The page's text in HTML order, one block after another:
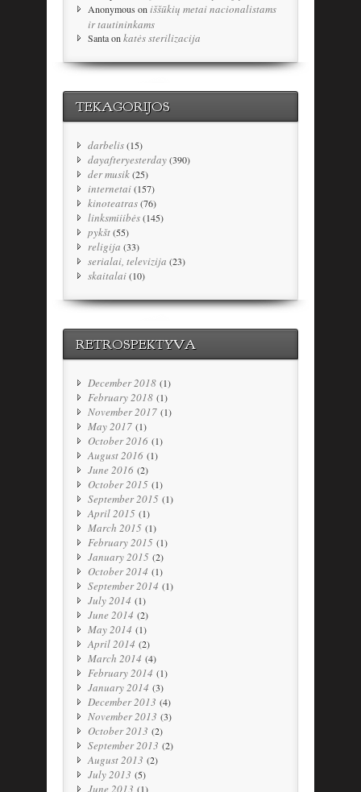
Anonymous on iššūkių metai nacionalistams
ir tautininkams
Santaon katės sterilizacija
TEKAGORIJOS
darbelis(15)
dayafteryesterday(390)
der musik(25)
internetai(157)
kinoteatras(76)
linksmiiibės(145)
pykšt(55)
religija (33)
serialai, televizija (23)
skaitalai(10)
RETROSPEKTYVA
December 2018 (1)
February 2018 (1)
November 2017 (1)
May 2017 (1)
October 2016 (1)
August 2016 (1)
June 2016 (2)
October 2015 (1)
September 2015 (1)
April 2015 (1)
March 2015 (1)
February 2015 (1)
January 2015 (2)
October 2014 (1)
September 2014 (1)
July 2014 (1)
June 2014 (2)
May 2014 (1)
April 2014 (2)
March 2014 (4)
February 2014 (1)
January 2014 (3)
December 2013 (4)
November 2013 (3)
October 2013 (2)
September 2013 (2)
August 2013 (2)
July 2013 (5)
June 2013 (1)